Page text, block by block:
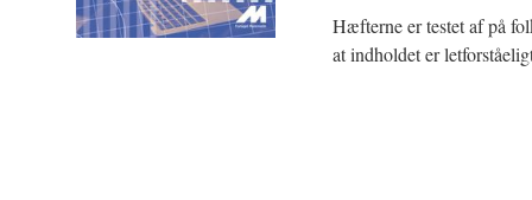
Hæfterne er testet af på
at indholdet er